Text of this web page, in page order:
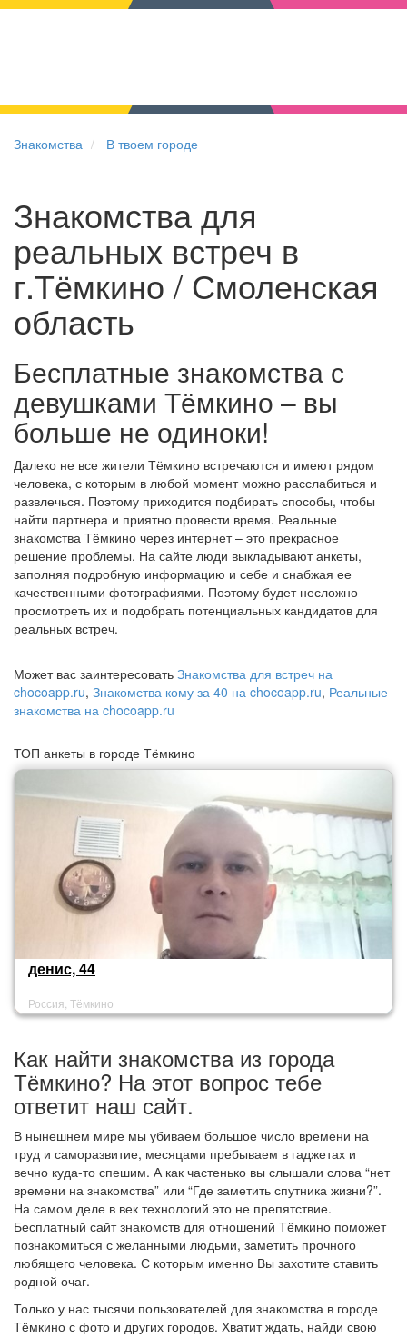
Знакомства В твоем городе
Знакомства для
реальных встреч в
г.Тёмкино / Смоленская
область
Бесплатные знакомства с
девушками Тёмкино – вы
больше не одиноки!
Далеко не все жители Тёмкино встречаются и имеют рядом
человека, с которым в любой момент можно расслабиться и
развлечься. Поэтому приходится подбирать способы, чтобы
найти партнера и приятно провести время. Реальные
знакомства Тёмкино через интернет – это прекрасное
решение проблемы. На сайте люди выкладывают анкеты,
заполняя подробную информацию и себе и снабжая ее
качественными фотографиями. Поэтому будет несложно
просмотреть их и подобрать потенциальных кандидатов для
реальных встреч.
Может вас заинтересовать Знакомства для встреч на
chocoapp.ru, Знакомства кому за 40 на chocoapp.ru, Реальные
знакомства на chocoapp.ru
ТОП анкеты в городе Тёмкино
денис, 44
Россия, Тёмкино
Как найти знакомства из города
Тёмкино? На этот вопрос тебе
ответит наш сайт.
В нынешнем мире мы убиваем большое число времени на
труд и саморазвитие, месяцами пребываем в гаджетах и
вечно куда-то спешим. А как частенько вы слышали слова “нет
времени на знакомства” или “Где заметить спутника жизни?”.
На самом деле в век технологий это не препятствие.
Бесплатный сайт знакомств для отношений Тёмкино поможет
познакомиться с желанными людьми, заметить прочного
любящего человека. С которым именно Вы захотите ставить
родной очаг.
Только у нас тысячи пользователей для знакомства в городе
Тёмкино с фото и других городов. Хватит ждать, найди свою